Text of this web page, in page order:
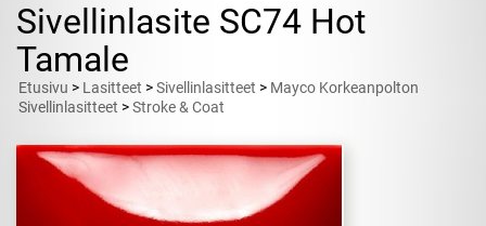
Sivellinlasite SC74 Hot
Tamale
Etusivu > Lasitteet >Sivellinlasitteet > Mayco Korkeanpolton
Sivellinlasitteet >Stroke & Coat